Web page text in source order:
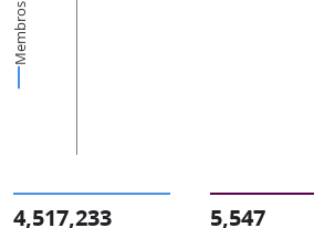
Membros
4,517,233 5,547